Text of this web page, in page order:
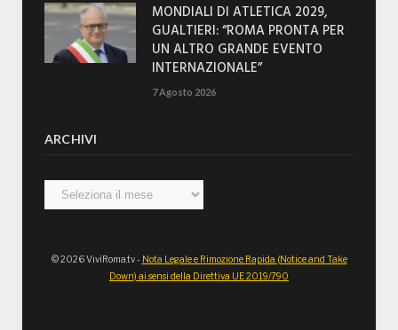
MONDIALI DI ATLETICA 2029,
GUALTIERI: “ROMA PRONTA PER
UN ALTRO GRANDE EVENTO
INTERNAZIONALE”
7 Agosto 2026
ARCHIVI
Archivi
© 2026 ViviRoma.tv - Nota Legale e Rimozione Rapida (Notice and Take
Down) ai sensi della Direttiva UE 2019/790